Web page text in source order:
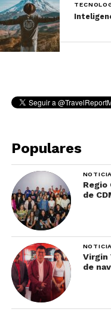
Populares
Regio
de
Virgin
de